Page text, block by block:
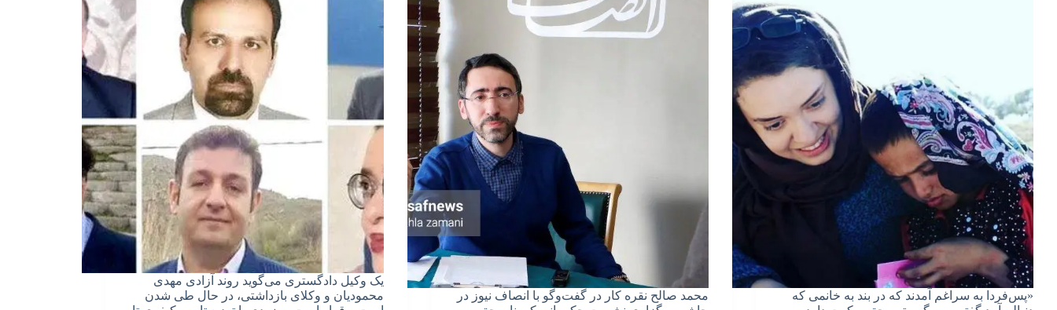
«پس‌فردا به سراغم آمدند که در بند به خانمی که
محمد صالح نقره کار در گفت‌وگو با انصاف نیوز در
یک وکیل دادگستری می‌گوید روند آزادی مهدی
محمودیان و وکلای بازداشتی، در حال طی شدن